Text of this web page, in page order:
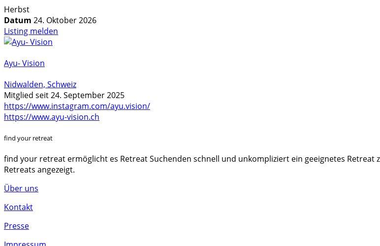
Herbst
Datum 24. Oktober 2026
Listing melden
Ayu- Vision
Nidwalden, Schweiz
Mitglied seit 24. September 2025
https://www.instagram.com/ayu.vision/
https://www.ayu-vision.ch
find your retreat
find your retreat ermöglicht es Retreat Suchenden schnell und unkompliziert ein geeignetes
Retreats angezeigt.
Über uns
Kontakt
Presse